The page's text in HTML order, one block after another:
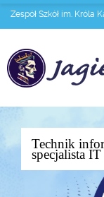
Zespół Szkół im.
Technik
specjalista